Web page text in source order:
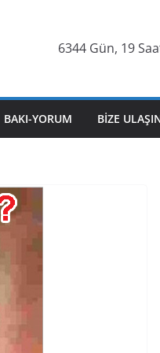
6344 Gün, 19
BAKI-YORUM BIZE